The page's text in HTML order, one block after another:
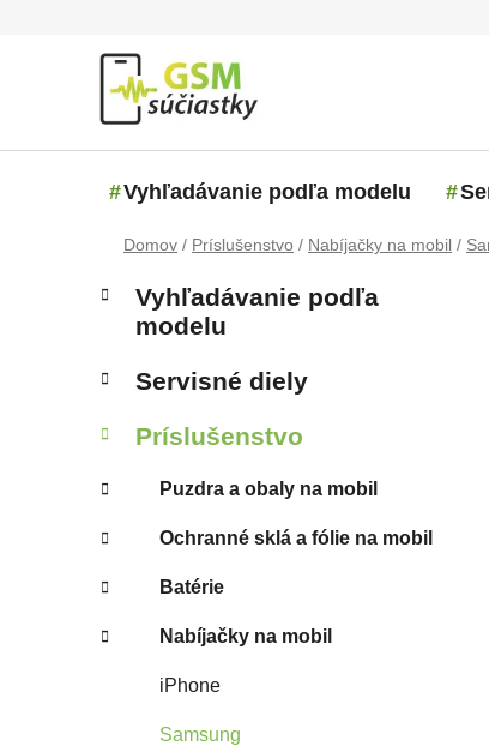
Vyhľadávanie podľa modelu
Domov / Príslušenstvo / Nabíjačky na mobil /
Bočný panel
Kategórie
Vyhľadávanie podľa
modelu
Servisné diely
Príslušenstvo
Puzdra a obaly na mobil
Ochranné sklá a fólie na mobil
Batérie
Nabíjačky na mobil
iPhone
Samsung